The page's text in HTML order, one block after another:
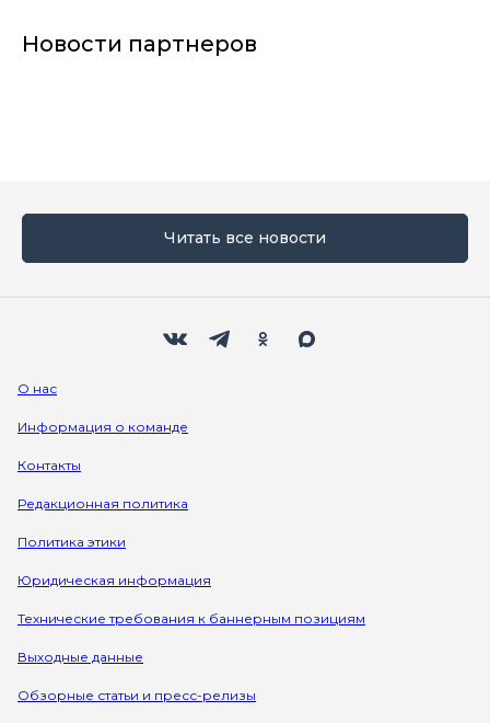
Новости партнеров
Читать все новости
О нас
Информация о команде
Контакты
Редакционная политика
Политика этики
Юридическая информация
Технические требования к баннерным позициям
Выходные данные
Обзорные статьи и пресс-релизы